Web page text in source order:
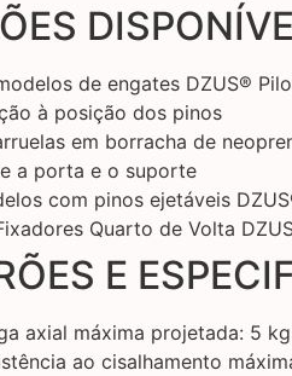
de engates DZUS®
à posição dos pinos
em borracha de
a porta e o suporte
com pinos ejetáveis
Quarto de Volta
E
axial máxima projetada: 5 kg
ao cisalhamento